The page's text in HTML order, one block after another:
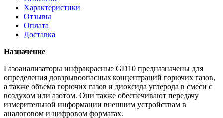
Характеристики
Отзывы
Оплата
Доставка
Назначение
Газоанализаторы инфракрасные GD10 предназначены для
определения довзрывоопасных концентраций горючих газов,
а также объема горючих газов и диоксида углерода в смеси с
воздухом или азотом. Они также обеспечивают передачу
измерительной информации внешним устройствам в
аналоговом и цифровом форматах.